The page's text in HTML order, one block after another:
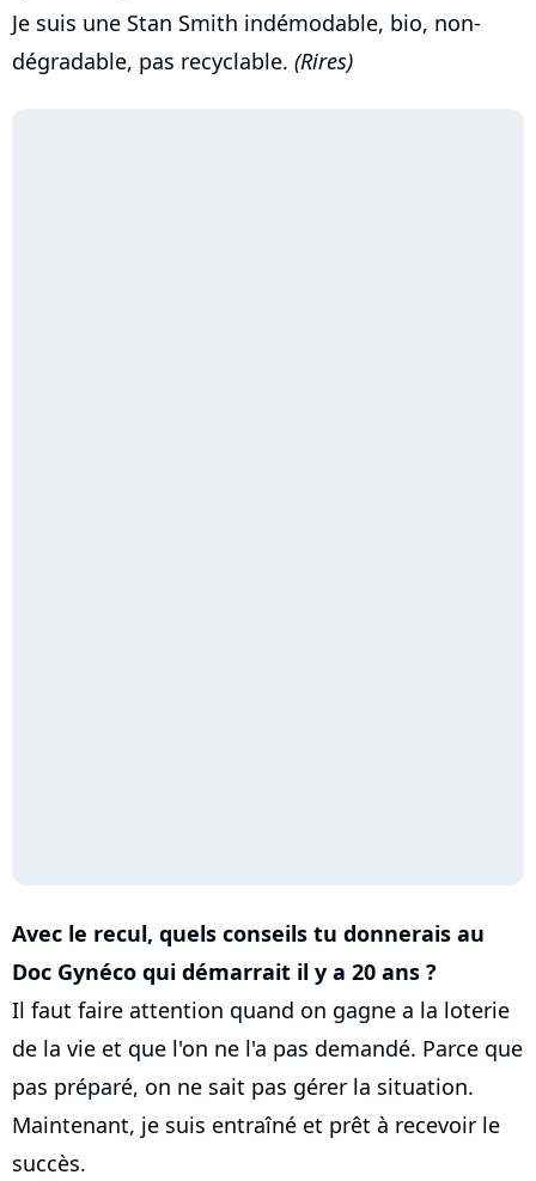
Je suis une Stan Smith indémodable, bio, non-
dégradable, pas recyclable. (Rires)
Avec le recul, quels conseils tu donnerais au
Doc Gynéco qui démarrait il y a 20 ans ?
Il faut faire attention quand on gagne a la loterie
de la vie et que l'on ne l'a pas demandé. Parce que
pas préparé, on ne sait pas gérer la situation.
Maintenant, je suis entraîné et prêt à recevoir le
succès.